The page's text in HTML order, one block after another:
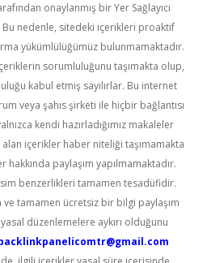
onaylanmış bir Yer Sağlayıcı
nedenle, sitedeki içerikleri proaktif
yükümlülüğümüz bulunmamaktadır.
sorumluluğunu taşımakta olup,
kabul etmiş sayılırlar. Bu internet
veya şahıs şirketi ile hiçbir bağlantısı
kendi hazırladığımız makaleler
içerikler haber niteliği taşımamakta
paylaşım yapılmamaktadır.
benzerlikleri tamamen tesadüfidir.
ve tamamen ücretsiz bir bilgi paylaşım
düzenlemelere aykırı olduğunu